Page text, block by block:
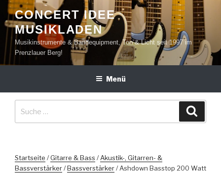
Zum
Inhalt
springen
CONCERT IDEE
MUSIKLADEN
Musikinstrumente & Bandequipment, Ton & Licht seit 1997 im
Prenzlauer Berg!
Menü
Startseite /Gitarre & Bass /Akustik-, Gitarren- &
Bassverstärker/Bassverstärker/ Ashdown Basstop 200 Watt